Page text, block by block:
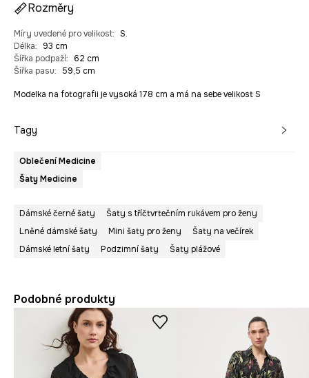
Rozměry
Míry uvedené pro velikost: S.
Délka:
93 cm
Šířka podpaží:
62 cm
Šířka pasu: 59,5 cm
Modelka na fotografii je vysoká 178 cm a má na sebe velikost S
Tagy
Oblečení Medicine
Šaty Medicine
Dámské černé šaty
Šaty s tříčtvrtečním rukávem pro ženy
Lněné dámské šaty
Mini šaty pro ženy
Šaty na večírek
Dámské letní šaty
Podzimní šaty Šaty plážové
Podobné produkty